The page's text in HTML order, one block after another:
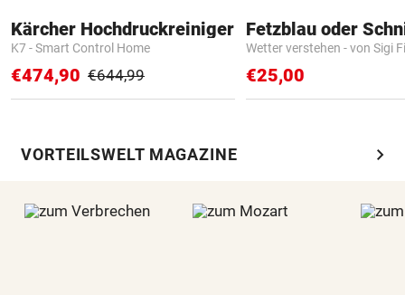
Kärcher Hochdruckreiniger
K7 - Smart Control Home
€474,90 €644,99
Fetzblau oder
Wetter verstehen - von Sigi
€25,00
VORTEILSWELT MAGAZINE chevron_right